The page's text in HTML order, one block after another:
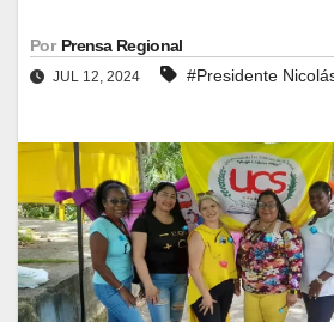
Por Prensa Regional
JUL 12, 2024 #Presidente